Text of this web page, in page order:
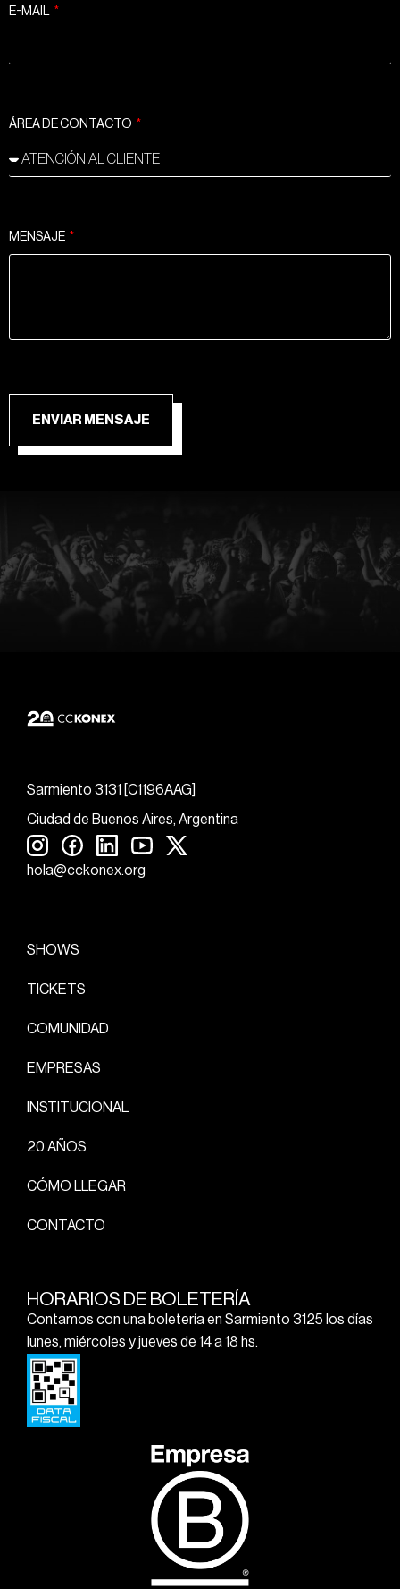
E-MAIL
ÁREA DE CONTACTO
MENSAJE
ENVIAR MENSAJE
Sarmiento 3131 [C1196AAG]
Ciudad de Buenos Aires, Argentina
hola@cckonex.org
SHOWS
TICKETS
COMUNIDAD
EMPRESAS
INSTITUCIONAL
20 AÑOS
CÓMO LLEGAR
CONTACTO
HORARIOS DE BOLETERÍA
Contamos con una boletería en Sarmiento 3125 los días
lunes, miércoles y jueves de 14 a 18 hs.